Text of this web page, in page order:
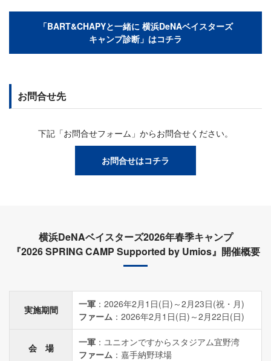
「BART&CHAPYと一緒に 横浜DeNAベイスターズ
キャンプ診断」はコチラ
お問合せ先
下記「お問合せフォーム」からお問合せください。
お問合せはコチラ
横浜DeNAベイスターズ2026年春季キャンプ
『2026 SPRING CAMP Supported by Umios』開催概要
実施期間 一軍 ：2026年2月1日(日)～2月23日(祝・月)
ファーム ：2026年2月1日(日)～2月22日(日)
会 場 一軍 ：ユニオンですからスタジアム宜野湾
ファーム ：嘉手納野球場